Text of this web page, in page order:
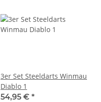
3er Set Steeldarts Winmau
Diablo 1
54,95 € *